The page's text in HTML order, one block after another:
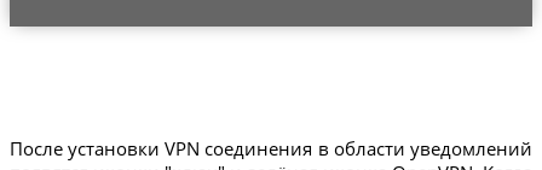
После установки VPN соединения в области уведомлений